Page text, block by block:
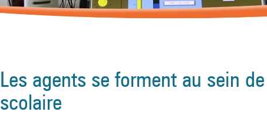
Les agents se forment au sein
scolaire